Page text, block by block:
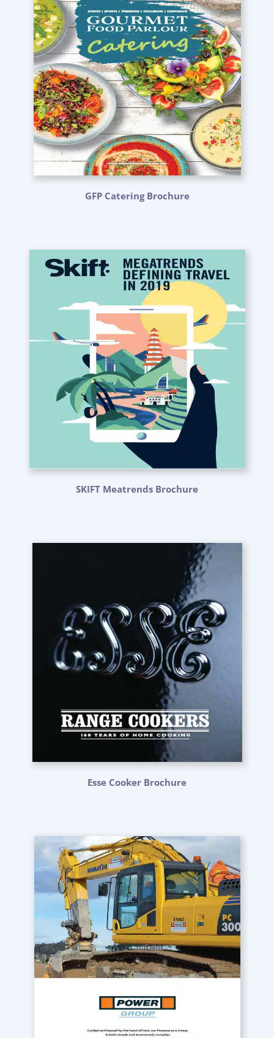
GFP Catering Brochure
SKIFT Meatrends Brochure
Esse Cooker Brochure